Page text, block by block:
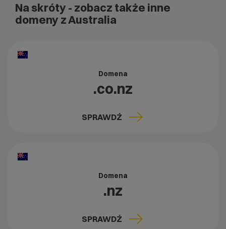
Na skróty - zobacz także inne
domeny z Australia
Domena
.co.nz
SPRAWDŹ
Domena
.nz
SPRAWDŹ